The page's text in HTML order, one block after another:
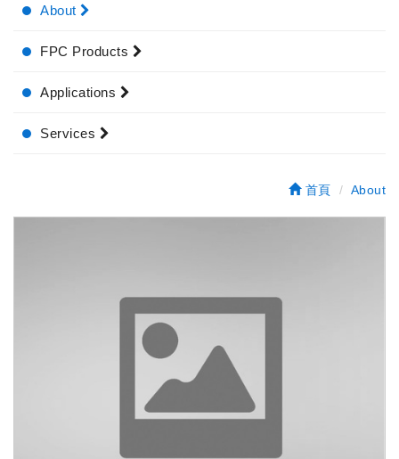
About
FPC Products
Applications
Services
首頁 About